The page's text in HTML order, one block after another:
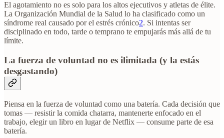
El agotamiento no es solo para los altos ejecutivos y atletas de élite.
La Organización Mundial de la Salud lo ha clasificado como un
síndrome real causado por el estrés crónico2. Si intentas ser
disciplinado en todo, tarde o temprano te empujarás más allá de tu
límite.
La fuerza de voluntad no es ilimitada (y la estás
desgastando)
Piensa en la fuerza de voluntad como una batería. Cada decisión que
tomas — resistir la comida chatarra, mantenerte enfocado en el
trabajo, elegir un libro en lugar de Netflix — consume parte de esa
batería.